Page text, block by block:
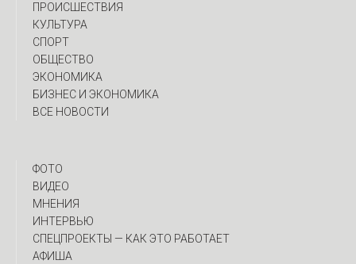
ПРОИСШЕСТВИЯ
КУЛЬТУРА
СПОРТ
ОБЩЕСТВО
ЭКОНОМИКА
БИЗНЕС И ЭКОНОМИКА
ВСЕ НОВОСТИ
ФОТО
ВИДЕО
МНЕНИЯ
ИНТЕРВЬЮ
CПЕЦПРОЕКТЫ — КАК ЭТО РАБОТАЕТ
АФИША